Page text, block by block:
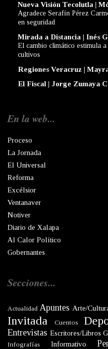
Nueva Visión Tecolutla |
Agradece Serafín Pérez
en seguridad
Mirada a Distancia | Inés
El cambio climático estimula
cultivos
Regiones Veracruz |
El Fiscal | Jorge Zumaya
En la web...
Proceso
La Jornada
El Universal
Reforma
Excélsior
Ventanaver
Notiver
Diario de Xalapa
Al Calor Político
Gobernantes
Secciones...
Actualidad Apuntes Arte/
Invitada
Cuentos
Entrevistas Escritores/Libros
Infografías Informativo